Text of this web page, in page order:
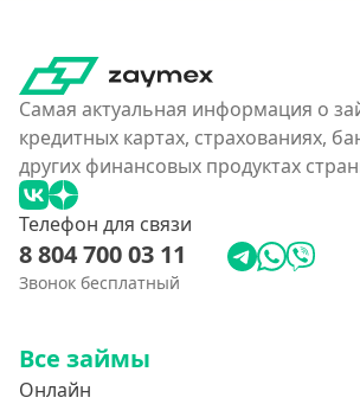
Самая актуальная информация о
кредитных картах, страхованиях,
других финансовых продуктах
Телефон для связи
8 804 700 03 11
Звонок бесплатный
Все займы
Онлайн